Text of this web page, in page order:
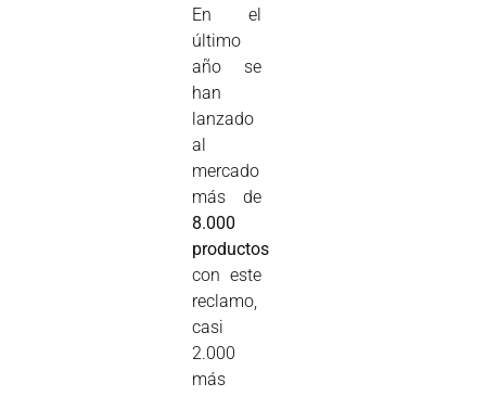
En el
último
año se
han
lanzado
al
mercado
más de
8.000
productos
con este
reclamo,
casi
2.000
más